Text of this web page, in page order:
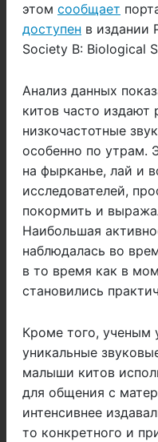
этом сообщает
доступен в издании
Society B: Biological
Анализ данных
китов часто издают
низкочастотные
особенно по утрам.
на фырканье, лай и
исследователей,
покормить и
Наибольшая
наблюдалась во
в то время как в
становились
Кроме того, ученым
уникальные
малыши китов
для общения с
интенсивнее
то конкретного и